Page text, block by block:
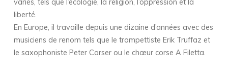
liberté.
En Europe, il travaille depuis une dizaine d’années avec des
musiciens de renom tels que le trompettiste Erik Truffaz et
le saxophoniste Peter Corser ou le chœur corse A Filetta.